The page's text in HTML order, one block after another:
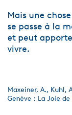
Mais une
se passe à la
et peut
vivre.
Maxeiner, A., Kuhl,
Genève : La Joie de